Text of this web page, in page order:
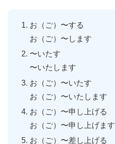
お（ご）〜する
お（ご）〜します
〜いたす
〜いたします
お（ご）〜いたす
お（ご）〜いたします
お（ご）〜申し上げる
お（ご）〜申し上げます
お（ご）〜差し上げる